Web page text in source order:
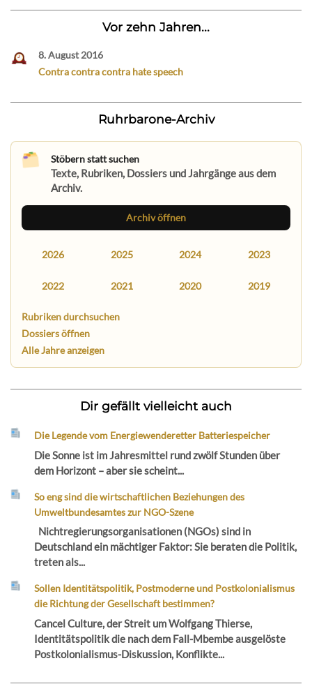
Vor zehn Jahren...
8. August 2016
Contra contra contra hate speech
Ruhrbarone-Archiv
Stöbern statt suchen
Texte, Rubriken, Dossiers und Jahrgänge aus dem
Archiv.
Archiv öffnen
2026 2025 2024 2023
2022 2021 2020 2019
Rubriken durchsuchen
Dossiers öffnen
Alle Jahre anzeigen
Dir gefällt vielleicht auch
Die Legende vom Energiewenderetter Batteriespeicher
Die Sonne ist im Jahresmittel rund zwölf Stunden über
dem Horizont – aber sie scheint...
So eng sind die wirtschaftlichen Beziehungen des
Umweltbundesamtes zur NGO-Szene
Nichtregierungsorganisationen (NGOs) sind in
Deutschland ein mächtiger Faktor: Sie beraten die Politik,
treten als...
Sollen Identitätspolitik, Postmoderne und Postkolonialismus
die Richtung der Gesellschaft bestimmen?
Cancel Culture, der Streit um Wolfgang Thierse,
Identitätspolitik die nach dem Fall-Mbembe ausgelöste
Postkolonialismus-Diskussion, Konflikte...